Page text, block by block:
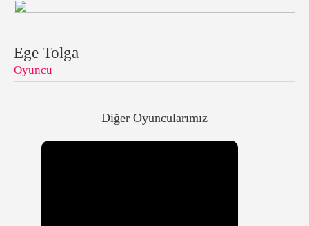
Ege Tolga
Oyuncu
Diğer Oyuncularımız